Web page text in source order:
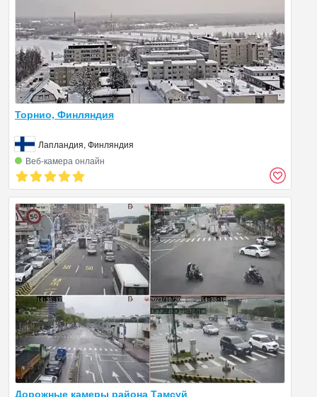
Торнио, Финляндия
Лапландия, Финляндия
Веб‑камера онлайн
Дорожные камеры района Тамсуй